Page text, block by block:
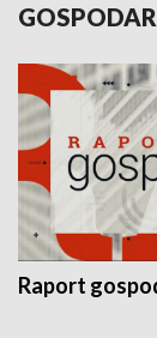
Raport